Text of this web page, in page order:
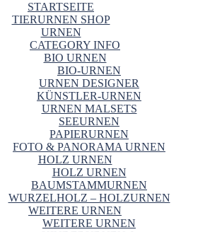
STARTSEITE
TIERURNEN SHOP
URNEN
CATEGORY INFO
BIO URNEN
BIO-URNEN
URNEN DESIGNER
KÜNSTLER-URNEN
URNEN MALSETS
SEEURNEN
PAPIERURNEN
FOTO & PANORAMA URNEN
HOLZ URNEN
HOLZ URNEN
BAUMSTAMMURNEN
WURZELHOLZ – HOLZURNEN
WEITERE URNEN
WEITERE URNEN